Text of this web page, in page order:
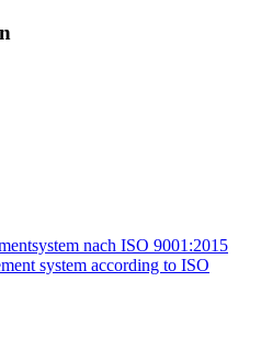
nach ISO 9001:2015
system according to ISO